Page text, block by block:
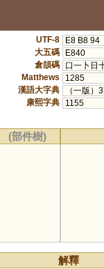
UTF-8
E8 B8 94
大五碼
E840
倉頡碼
口一卜日
Matthews
1285
漢語大字典
（一版
康熙字典
1155
(部件樹)
解釋